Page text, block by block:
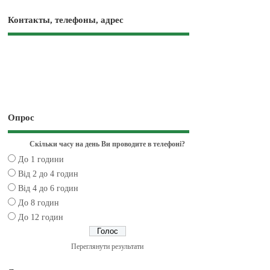
Контакты, телефоны, адрес
Опрос
Скільки часу на день Ви проводите в телефоні?
До 1 години
Від 2 до 4 годин
Від 4 до 6 годин
До 8 годин
До 12 годин
Переглянути результати